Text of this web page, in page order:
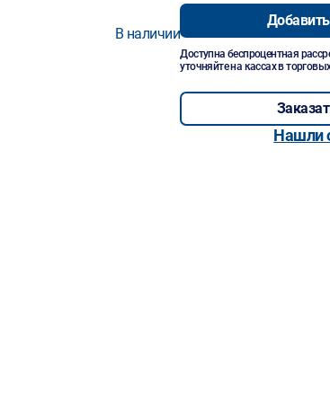
В наличии
Доступна беспроцентная
уточняйте на кассах в
Нашли